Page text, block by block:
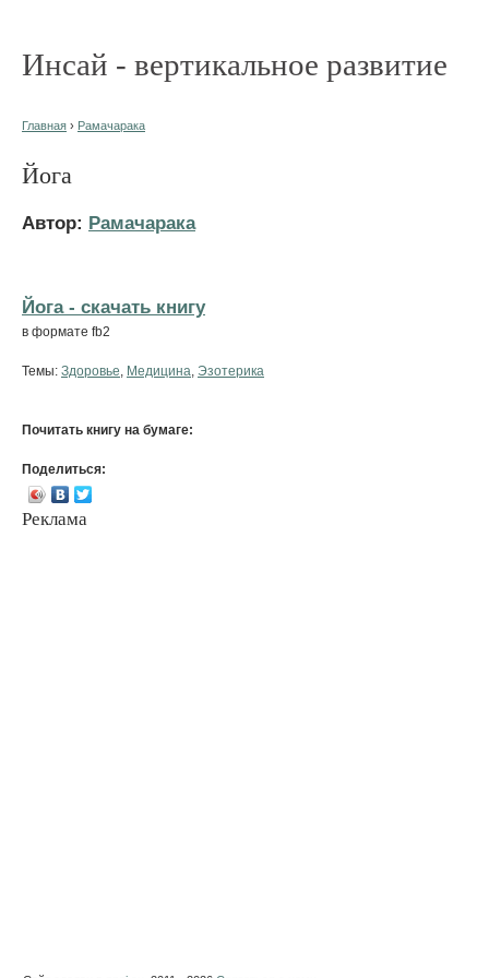
Инсай - вертикальное развитие
Главная › Рамачарака
Йога
Автор: Рамачарака
Йога - cкачать книгу
в формате fb2
Темы: Здоровье Медицина Эзотерика
Почитать книгу на бумаге:
Поделиться:
Реклама